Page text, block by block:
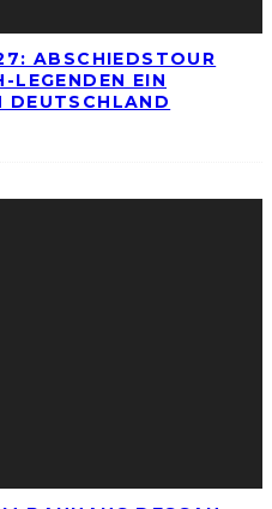
ABSCHIEDSTOUR
LEGENDEN EIN
DEUTSCHLAND